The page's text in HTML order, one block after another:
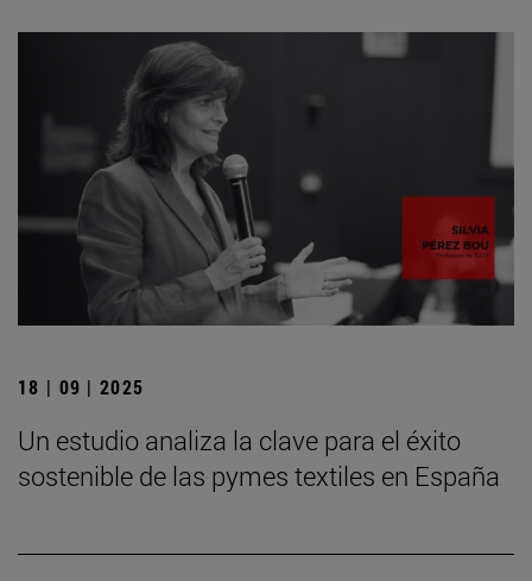
18 | 09 | 2025
Un estudio analiza la clave para el éxito
sostenible de las pymes textiles en España